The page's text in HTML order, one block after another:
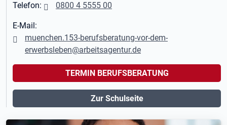
Telefon: 0800 4 5555 00
E-Mail:
muenchen.153-berufsberatung-vor-dem-
erwerbsleben@arbeitsagentur.de
TERMIN BERUFSBERATUNG
Zur Schulseite